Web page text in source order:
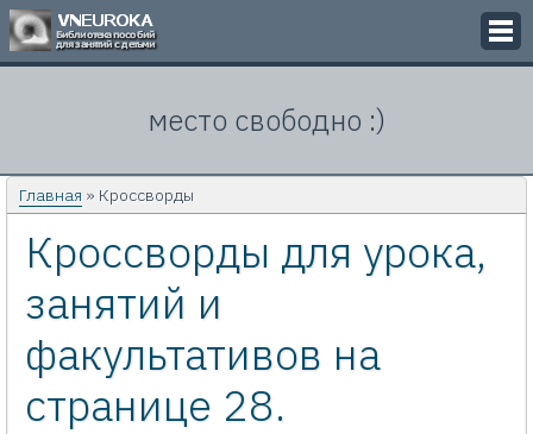
Кроссворды
Задачи
Контакты
место свободно :)
Главная » Кроссворды
Кроссворды для урока,
занятий и
факультативов на
странице 28.